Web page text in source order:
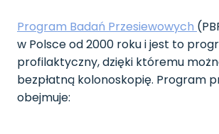
Program Badań Przesiewowych
w Polsce od 2000 roku i jest to
profilaktyczny, dzięki któremu
bezpłatną kolonoskopię. Program
obejmuje: